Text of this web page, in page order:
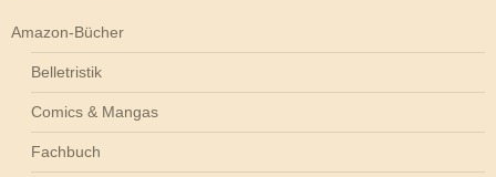
Amazon-Bücher
Belletristik
Comics & Mangas
Fachbuch